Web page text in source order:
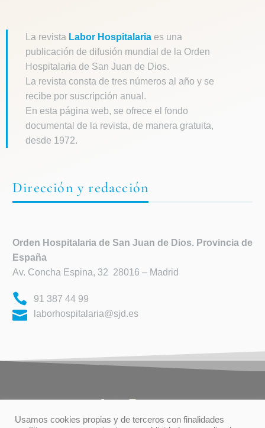
La revista Labor Hospitalaria es una
publicación de difusión mundial de la Orden
Hospitalaria de San Juan de Dios.
La revista consta de tres números al año y se
recibe por suscripción anual.
En esta página web, se ofrece el fondo
documental de la revista, de manera gratuita,
desde 1972.
Dirección y redacción
Orden Hospitalaria de San Juan de Dios. Provincia de
España
Av. Concha Espina, 32 28016 – Madrid
91 387 44 99
laborhospitalaria@sjd.es
Usamos cookies propias y de terceros con finalidades